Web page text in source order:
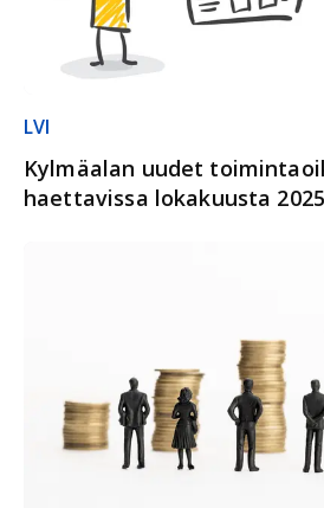
LVI
Kylmäalan uudet
haettavissa lokakuusta 2025